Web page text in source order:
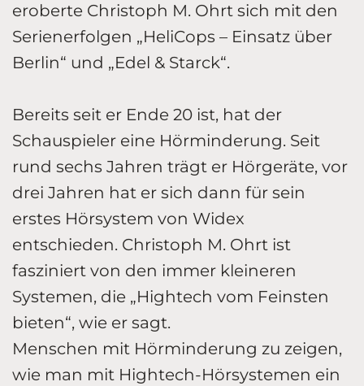
eroberte Christoph M. Ohrt sich mit den
Serienerfolgen „HeliCops – Einsatz über
Berlin“ und „Edel & Starck“.
Bereits seit er Ende 20 ist, hat der
Schauspieler eine Hörminderung. Seit
rund sechs Jahren trägt er Hörgeräte, vor
drei Jahren hat er sich dann für sein
erstes Hörsystem von Widex
entschieden. Christoph M. Ohrt ist
fasziniert von den immer kleineren
Systemen, die „Hightech vom Feinsten
bieten“, wie er sagt.
Menschen mit Hörminderung zu zeigen,
wie man mit Hightech-Hörsystemen ein